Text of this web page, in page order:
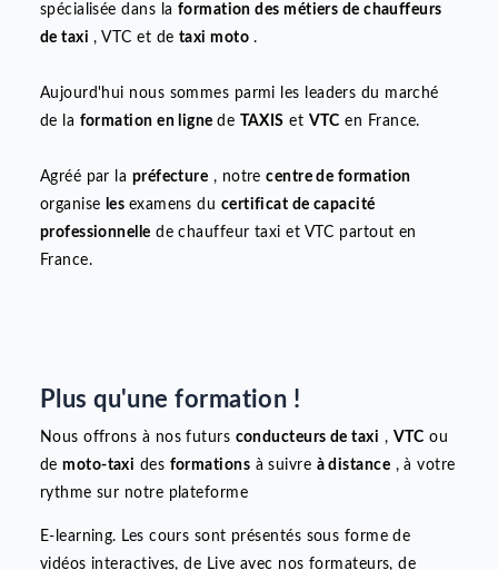
Faisons connaissance…
Aujourd'hui nous sommes parmi les leaders du marché
de laformation en lignede TAXIS etVTCen France.
Agréé par la préfecture , notrecentre de formation
organiselesexamens ducertificat de capacité